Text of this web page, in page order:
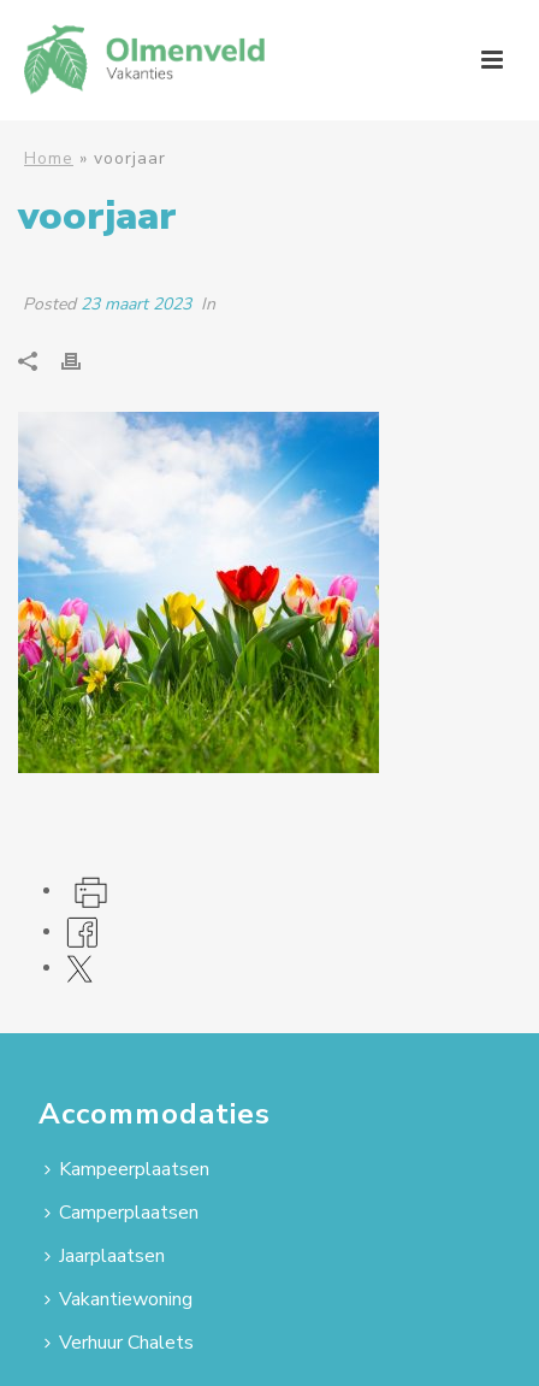
Home » voorjaar
voorjaar
Posted23 maart 2023 In
Accommodaties
Kampeerplaatsen
Camperplaatsen
Jaarplaatsen
Vakantiewoning
Verhuur Chalets